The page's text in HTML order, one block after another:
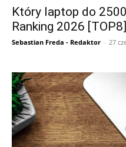
Który laptop do
Ranking 2026 [TOP8]
Sebastian Freda - Redaktor - 27